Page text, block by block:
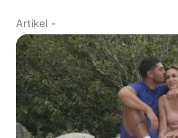
Artikel -